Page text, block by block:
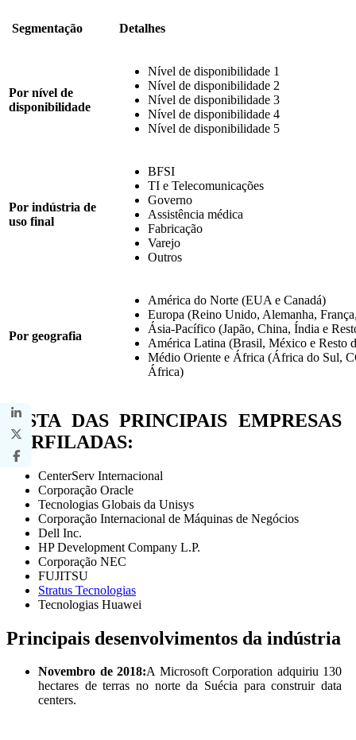
Segmentação Detalhes
Por nível de
disponibilidade
Nível de disponibilidade 1
Nível de disponibilidade 2
Nível de disponibilidade 3
Nível de disponibilidade 4
Nível de disponibilidade 5
Por indústria de
uso final
BFSI
TI e Telecomunicações
Governo
Assistência médica
Fabricação
Varejo
Outros
Por geografia
América do Norte (EUA e Canadá)
Europa (Reino Unido, Alemanha,
Ásia-Pacífico (Japão, China, Índia e
América Latina (Brasil, México e Resto
Médio Oriente e África (África do Sul,
África)
LISTA DAS PRINCIPAIS EMPRESAS
PERFILADAS:
CenterServ Internacional
Corporação Oracle
Tecnologias Globais da Unisys
Corporação Internacional de Máquinas de Negócios
Dell Inc.
HP Development Company L.P.
Corporação NEC
FUJITSU
Stratus Tecnologias
Tecnologias Huawei
Principais desenvolvimentos da indústria
Novembro de 2018:A Microsoft Corporation adquiriu 130
hectares de terras no norte da Suécia para construir data
centers.